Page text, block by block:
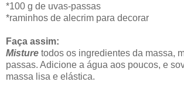
*100 g de uvas-passas
*raminhos de alecrim para decorar
Faça assim:
Misture todos os ingredientes da massa,
passas. Adicione a água aos poucos, e
massa lisa e elástica.